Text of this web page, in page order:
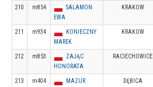
210 m854
SALAMON
EWA
KRAKOW
211 m934
KONIECZNY
MAREK
KRAKOW
212 m853
ZAJĄC
HONORATA
RACIECHOWICE
213 m404
MAZUR
DĘBICA